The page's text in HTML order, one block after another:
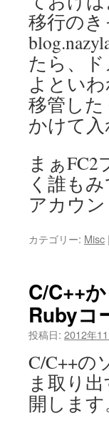
移行の
たら、
よといわ
移管した
かけて入
まぁ
く誰も
アカウン
カテゴリー: Misc |
C/C++
Rubyコ
投稿日: 2012年
C/C++の
ま取り
開します